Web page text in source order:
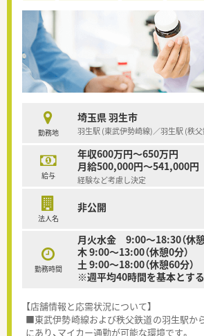
勤務地
埼玉県 羽生市
羽生駅 (東武伊勢崎線)／羽生駅 (秩
給与
年収600万円～650万円
月給500,000円～541,000円
経験など考慮し決定
法人名
非公開
勤務時間
月火水金 9:00～18:30（休憩
木 9:00～13:00（休憩0分）
土 9:00～18:00（休憩60分）
※週平均40時間を基本とす
【店舗情報と応需状況について】
■東武伊勢崎線および秩父鉄道の羽生駅か
にあり、マイカー通勤が可能な環境です。